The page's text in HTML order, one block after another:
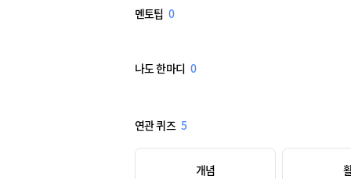
멘토팁 0
나도 한마디 0
연관 퀴즈 5
개념